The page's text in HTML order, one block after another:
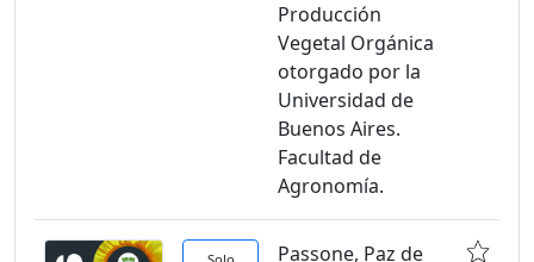
Producción
Vegetal Orgánica
otorgado por la
Universidad de
Buenos Aires.
Facultad de
Agronomía.
Passone, Paz de